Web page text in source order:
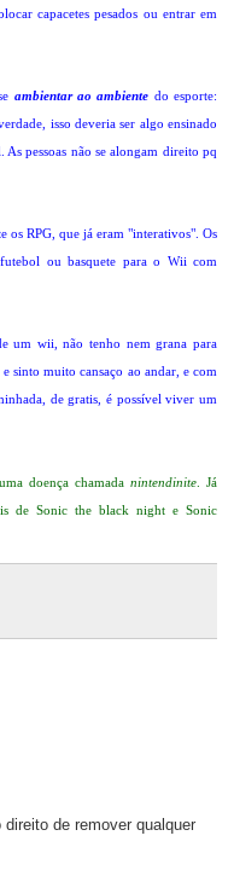
capacetes pesados ou entrar em
ambientar ao ambiente do esporte:
isso deveria ser algo ensinado
As pessoas não se alongam direito pq
os RPG, que já eram "interativos". Os
ou basquete para o Wii com
um wii, não tenho nem grana para
sinto muito cansaço ao andar, e com
de gratis, é possível viver um
doença chamada nintendinite. Já
de Sonic the black night e Sonic
de remover qualquer